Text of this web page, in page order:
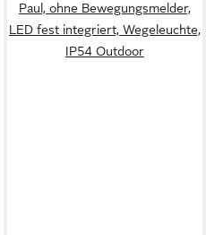
Paul, ohne Bewegungsmelder,
LED fest integriert, Wegeleuchte,
IP54 Outdoor